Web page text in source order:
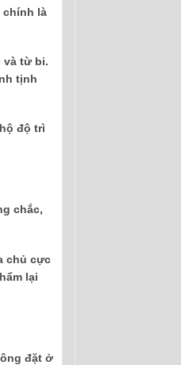
chính là
và từ bi.
tịnh
độ trì
chắc,
chủ cực
lại
đặt ở